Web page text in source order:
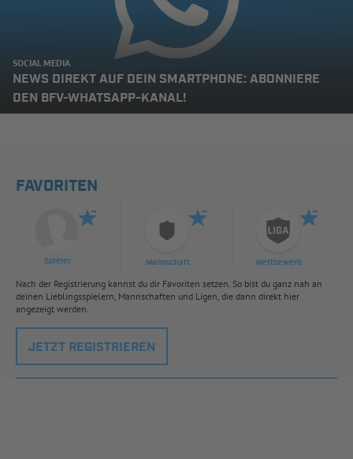
SOCIAL MEDIA
NEWS DIREKT AUF DEIN SMARTPHONE: ABONNIERE
DEN BFV-WHATSAPP-KANAL!
FAVORITEN
Spieler Mannschaft Wettbewerb
Nach der Registrierung kannst du dir Favoriten setzen. So bist du ganz nah an
deinen Lieblingsspielern, Mannschaften und Ligen, die dann direkt hier
angezeigt werden.
JETZT REGISTRIEREN